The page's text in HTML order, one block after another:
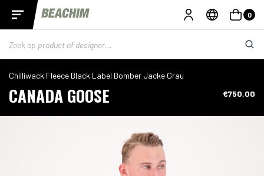
0
Chilliwack Fleece Black Label Bomber Jacke Grau
CANADA GOOSE €750,00